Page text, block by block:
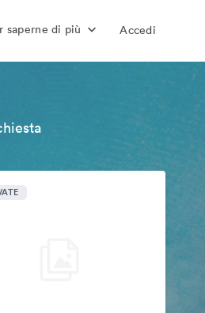
saperne di più Accedi